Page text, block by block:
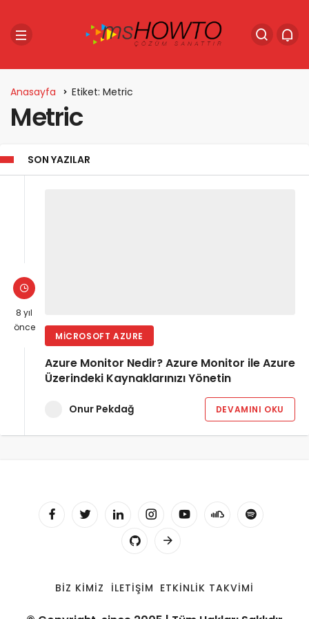
Anasayfa Etiket: Metric
Metric
SON YAZILAR
8 yıl
önce
MICROSOFT AZURE
Azure Monitor Nedir? Azure Monitor ile Azure
Üzerindeki Kaynaklarınızı Yönetin
Onur Pekdağ DEVAMINI OKU
BIZ KIMIZ İLETIŞIM ETKINLIK TAKVIMI